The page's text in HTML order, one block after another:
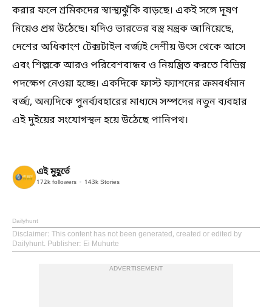
করার ফলে শ্রমিকদের স্বাস্থ্যঝুঁকি বাড়ছে। একই সঙ্গে দূষণ
নিয়েও প্রশ্ন উঠেছে। যদিও ভারতের বস্ত্র মন্ত্রক জানিয়েছে,
দেশের অধিকাংশ টেক্সটাইল বর্জ্যই দেশীয় উৎস থেকে আসে
এবং শিল্পকে আরও পরিবেশবান্ধব ও নিয়ন্ত্রিত করতে বিভিন্ন
পদক্ষেপ নেওয়া হচ্ছে। একদিকে ফাস্ট ফ্যাশনের ক্রমবর্ধমান
বর্জ্য, অন্যদিকে পুনর্ব্যবহারের মাধ্যমে সম্পদের নতুন ব্যবহার
এই দুইয়ের সংযোগস্থল হয়ে উঠেছে পানিপথ।
এই মুহূর্তে
172k followers 143k Stories
Dailyhunt
Disclaimer: This content has not been generated, created or edited by
Dailyhunt. Publisher: Ei Muhurte
ADVERTISEMENT